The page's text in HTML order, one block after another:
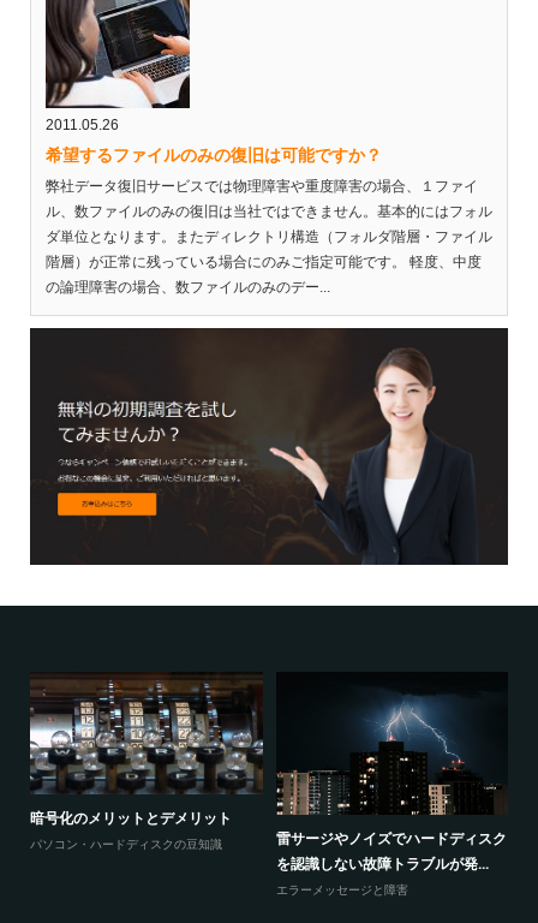
2011.05.26
希望するファイルのみの復旧は可能ですか？
弊社データ復旧サービスでは物理障害や重度障害の場合、１ファイ
ル、数ファイルのみの復旧は当社ではできません。基本的にはフォル
ダ単位となります。またディレクトリ構造（フォルダ階層・ファイル
階層）が正常に残っている場合にのみご指定可能です。 軽度、中度
の論理障害の場合、数ファイルのみのデー...
ウィンドウズのロゴで停止と再起動
とループを繰り返してしまうと...
染していますと表...